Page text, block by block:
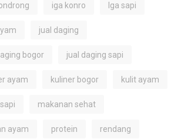
iga konro Iga sapi
jual daging
bogor jual daging sapi
ayam kuliner bogor kulit ayam
makanan sehat
ayam protein rendang